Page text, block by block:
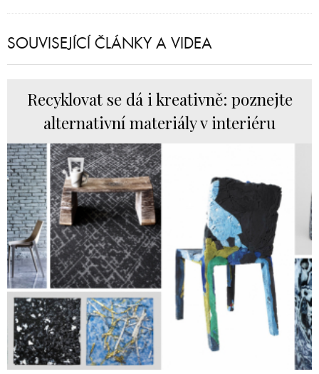
SOUVISEJÍCÍ ČLÁNKY A VIDEA
Recyklovat se dá i kreativně: poznejte
alternativní materiály v interiéru